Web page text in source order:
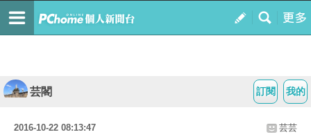
我的
訂閱
芸閣
2016-10-22 08:13:47 芸芸